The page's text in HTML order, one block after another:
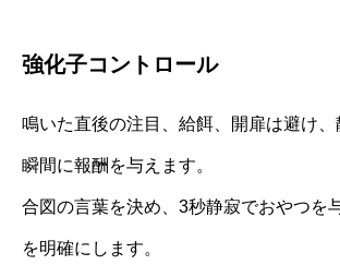
強化子コントロール
鳴いた直後の注目、給餌、開扉は避け、
瞬間に報酬を与えます。
合図の言葉を決め、3秒静寂でおやつを
を明確にします。